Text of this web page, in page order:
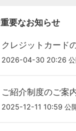
重要なお知らせ
クレジットカード
2026-04-30 20:26 公
ご紹介制度のご案
2025-12-11 10:59 公